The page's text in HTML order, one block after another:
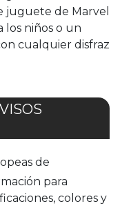
juguete de Marvel
los niños o un
cualquier disfraz
de
para
colores y